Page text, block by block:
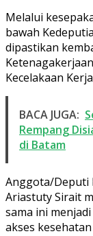
Melalui
bawah
dipastikan
Kecelakaan
BACA JUGA:
Rempang
di Batam
Anggota/Deputi
Ariastuty Sirait
sama ini
akses